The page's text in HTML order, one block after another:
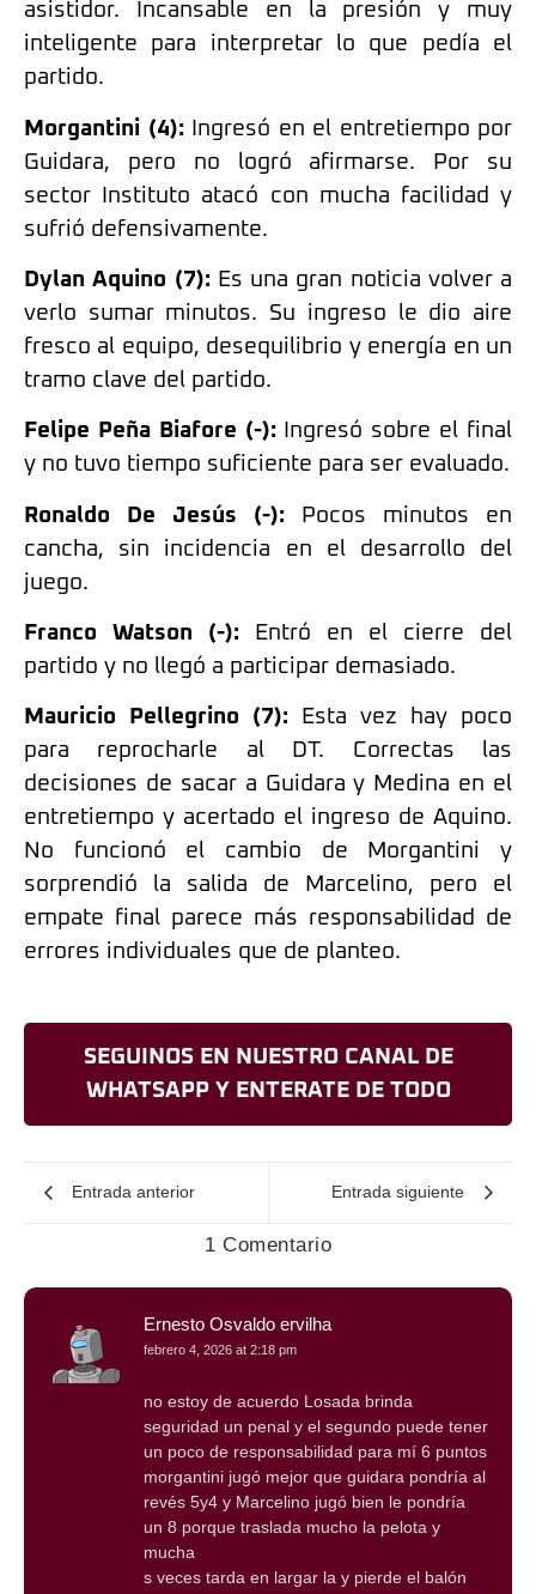
asistidor. Incansable en la presión y muy
inteligente para interpretar lo que pedía el
partido.
Morgantini (4):
Ingresó en el entretiempo por
Guidara, pero no logró afirmarse. Por su
sector Instituto atacó con mucha facilidad y
sufrió defensivamente.
Dylan Aquino (7): Es una gran noticia volver a
verlo sumar minutos. Su ingreso le dio aire
fresco al equipo, desequilibrio y energía en un
tramo clave del partido.
Felipe Peña Biafore (-):
Ingresó sobre el final
y no tuvo tiempo suficiente para ser evaluado.
Ronaldo De Jesús (-):
Pocos minutos en
cancha, sin incidencia en el desarrollo del
juego.
Franco Watson (-):
Entró en el cierre del
partido y no llegó a participar demasiado.
Mauricio Pellegrino (7):
Esta vez hay poco
para reprocharle al DT. Correctas las
decisiones de sacar a Guidara y Medina en el
entretiempo y acertado el ingreso de Aquino.
No funcionó el cambio de Morgantini y
sorprendió la salida de Marcelino, pero el
empate final parece más responsabilidad de
errores individuales que de planteo.
SEGUINOS EN NUESTRO CANAL DE
WHATSAPP Y ENTERATE DE TODO
Entrada anterior Entrada siguiente
1 Comentario
Ernesto Osvaldo ervilha
febrero 4, 2026 at 2:18 pm
no estoy de acuerdo Losada brinda
seguridad un penal y el segundo puede tener
un poco de responsabilidad para mí 6 puntos
morgantini jugó mejor que guidara pondría al
revés 5y4 y Marcelino jugó bien le pondría
un 8 porque traslada mucho la pelota y
mucha
s veces tarda en largar la y pierde el balón